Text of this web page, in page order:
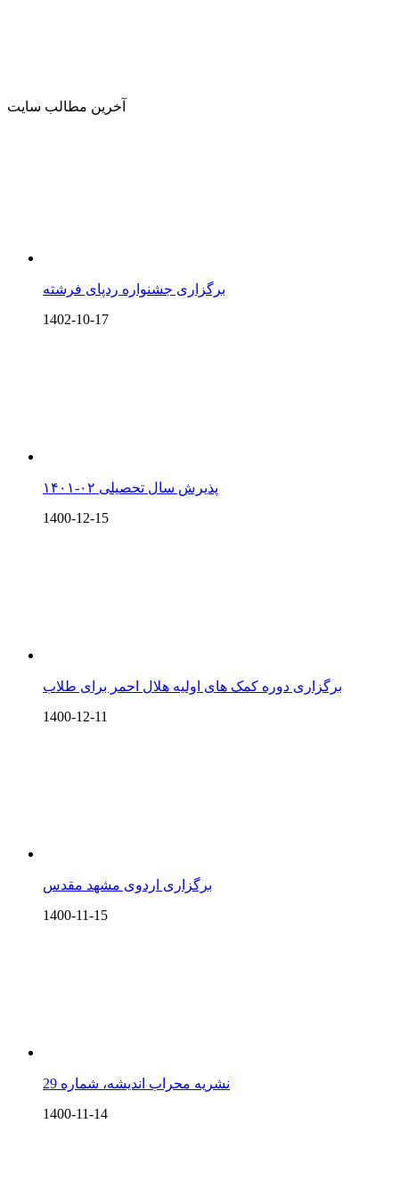
آخرین مطالب سایت
برگزاری جشنواره ردپای فرشته
1402-10-17
پذیرش سال تحصیلی ۰۲-۱۴۰۱
1400-12-15
برگزاری دوره کمک های اولیه هلال احمر برای طلاب
1400-12-11
برگزاری اردوی مشهد مقدس
1400-11-15
نشریه محراب اندیشه، شماره 29
1400-11-14